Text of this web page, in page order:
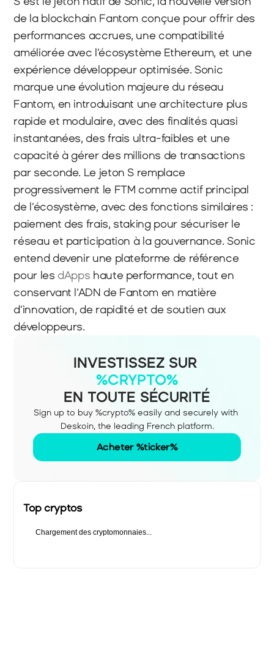
de la blockchain Fantom conçue pour offrir des
performances accrues, une compatibilité
améliorée avec l’écosystème Ethereum, et une
expérience développeur optimisée. Sonic
marque une évolution majeure du réseau
Fantom, en introduisant une architecture plus
rapide et modulaire, avec des finalités quasi
instantanées, des frais ultra-faibles et une
capacité à gérer des millions de transactions
par seconde. Le jeton S remplace
progressivement le FTM comme actif principal
de l’écosystème, avec des fonctions similaires :
paiement des frais, staking pour sécuriser le
réseau et participation à la gouvernance. Sonic
entend devenir une plateforme de référence
pour les dApps haute performance, tout en
conservant l’ADN de Fantom en matière
d’innovation, de rapidité et de soutien aux
développeurs.
INVESTISSEZ SUR
%CRYPTO%
EN TOUTE SÉCURITÉ
Sign up to buy %crypto% easily and securely with
Deskoin, the leading French platform.
Acheter %ticker%
Top cryptos
Chargement des cryptomonnaies...